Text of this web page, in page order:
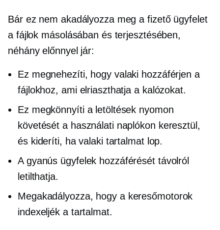
Bár ez nem akadályozza meg a fizető ügyfelet
a fájlok másolásában és terjesztésében,
néhány előnnyel jár:
Ez megnehezíti, hogy valaki hozzáférjen a
fájlokhoz, ami elriaszthatja a kalózokat.
Ez megkönnyíti a letöltések nyomon
követését a használati naplókon keresztül,
és kideríti, ha valaki tartalmat lop.
A gyanús ügyfelek hozzáférését távolról
letilthatja.
Megakadályozza, hogy a keresőmotorok
indexeljék a tartalmat.